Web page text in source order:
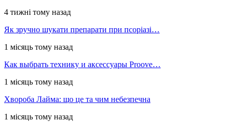
4 тижні тому назад
Як зручно шукати препарати при псоріазі…
1 місяць тому назад
Как выбрать технику и аксессуары Proove…
1 місяць тому назад
Хвороба Лайма: що це та чим небезпечна
1 місяць тому назад